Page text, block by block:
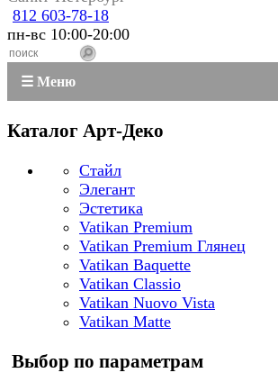
812 603-78-18
пн-вс 10:00-20:00
☰ Меню
Каталог Арт-Деко
Стайл
Элегант
Эстетика
Vatikan Premium
Vatikan Premium Глянец
Vatikan Baquette
Vatikan Classio
Vatikan Nuovo Vista
Vatikan Matte
Выбор по параметрам